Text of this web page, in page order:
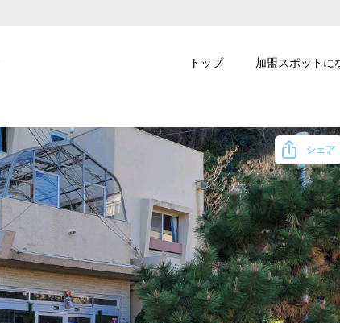
シェア
トップ 加盟スポットに